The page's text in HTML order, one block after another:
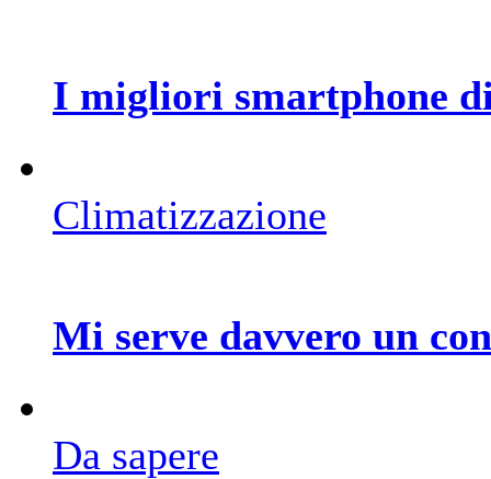
I migliori smartphone
Climatizzazione
Mi serve davvero un
Da sapere